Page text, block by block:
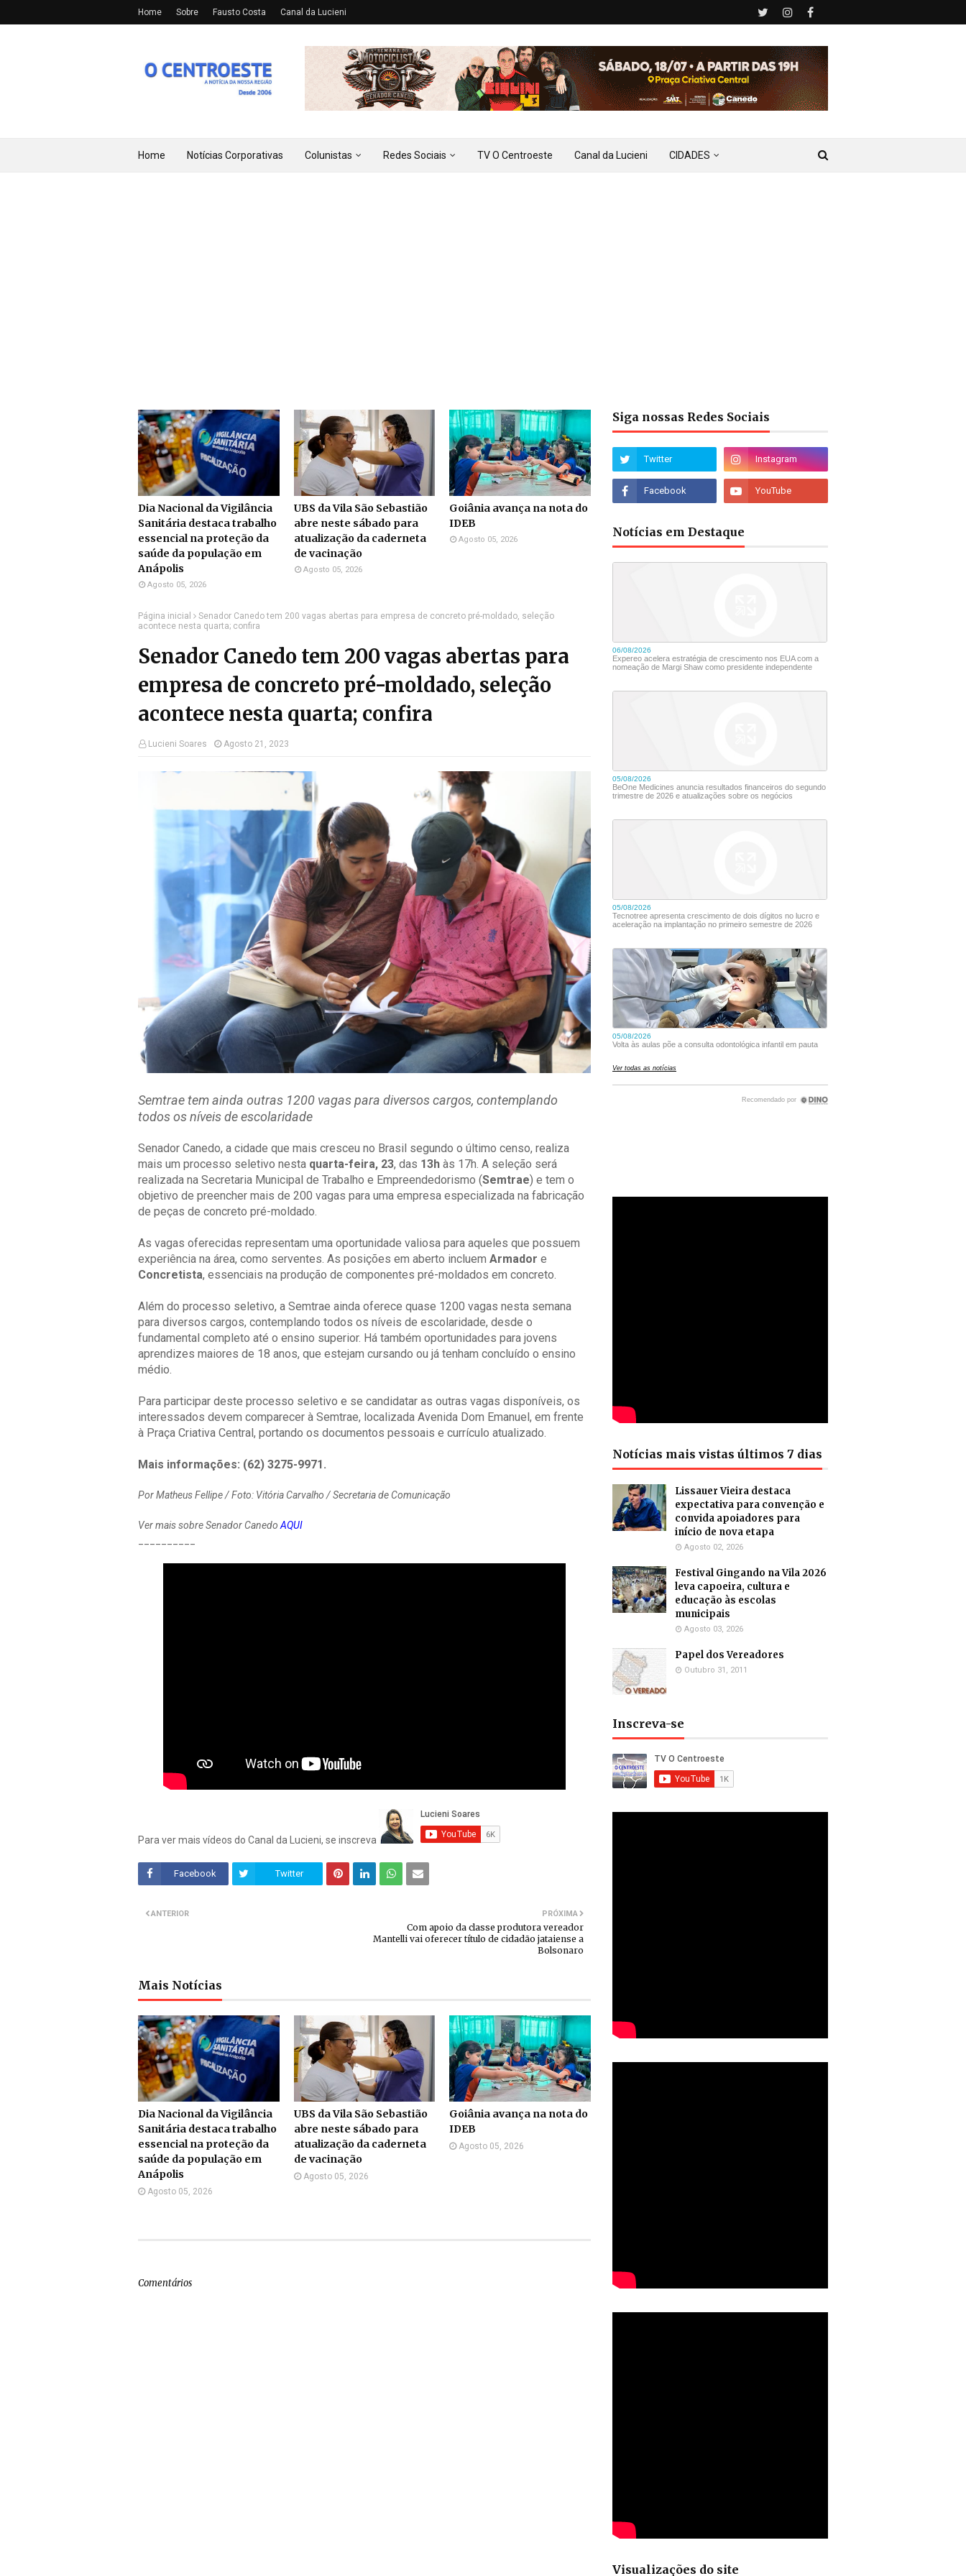
Home Sobre Fausto Costa Canal da Lucieni
Home Notícias Corporativas Colunistas Redes Sociais TV O Centroeste Canal da Lucieni CIDADES
Dia Nacional da Vigilância
Sanitária destaca trabalho
essencial na proteção da
saúde da população em
Anápolis
Agosto 05, 2026
UBS da Vila São Sebastião
abre neste sábado para
atualização da caderneta
de vacinação
Agosto 05, 2026
Goiânia avança na nota do
IDEB
Agosto 05, 2026
Página inicial
Senador Canedo tem 200 vagas abertas para empresa de concreto pré-moldado, seleção
acontece nesta quarta; confira
Senador Canedo tem 200 vagas abertas para
empresa de concreto pré-moldado, seleção
acontece nesta quarta; confira
Lucieni Soares Agosto 21, 2023
Semtrae tem ainda outras 1200 vagas para diversos cargos, contemplando
todos os níveis de escolaridade
Senador Canedo, a cidade que mais cresceu no Brasil segundo o último censo, realiza
mais um processo seletivo nesta quarta-feira, 23, das 13h às 17h. A seleção será
realizada na Secretaria Municipal de Trabalho e Empreendedorismo (Semtrae) e tem o
objetivo de preencher mais de 200 vagas para uma empresa especializada na fabricação
de peças de concreto pré-moldado.
As vagas oferecidas representam uma oportunidade valiosa para aqueles que possuem
experiência na área, como serventes. As posições em aberto incluem Armador e
Concretista, essenciais na produção de componentes pré-moldados em concreto.
Além do processo seletivo, a Semtrae ainda oferece quase 1200 vagas nesta semana
para diversos cargos, contemplando todos os níveis de escolaridade, desde o
fundamental completo até o ensino superior. Há também oportunidades para jovens
aprendizes maiores de 18 anos, que estejam cursando ou já tenham concluído o ensino
médio.
Para participar deste processo seletivo e se candidatar as outras vagas disponíveis, os
interessados devem comparecer à Semtrae, localizada Avenida Dom Emanuel, em frente
à Praça Criativa Central, portando os documentos pessoais e currículo atualizado.
Mais informações: (62) 3275-9971.
Por Matheus Fellipe / Foto: Vitória Carvalho / Secretaria de Comunicação
Ver mais sobre Senador Canedo AQUI
Para ver mais vídeos do Canal da Lucieni, se inscreva
Facebook Twitter
PRÓXIMA
Com apoio da classe produtora vereador
Mantelli vai oferecer título de cidadão jataiense a
Bolsonaro
ANTERIOR
Mais Notícias
Dia Nacional da Vigilância
Sanitária destaca trabalho
essencial na proteção da
saúde da população em
Anápolis
Agosto 05, 2026
UBS da Vila São Sebastião
abre neste sábado para
atualização da caderneta
de vacinação
Agosto 05, 2026
Goiânia avança na nota do
IDEB
Agosto 05, 2026
Comentários
Siga nossas Redes Sociais
Notícias em Destaque
Notícias mais vistas últimos 7 dias
Lissauer Vieira destaca
expectativa para convenção e
convida apoiadores para
início de nova etapa
Agosto 02, 2026
Festival Gingando na Vila 2026
leva capoeira, cultura e
educação às escolas
municipais
Agosto 03, 2026
Papel dos Vereadores
Outubro 31, 2011
Inscreva-se
Visualizações do site